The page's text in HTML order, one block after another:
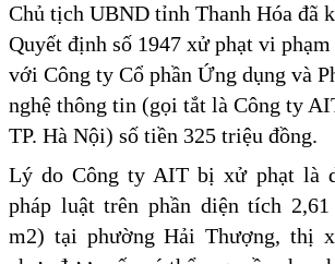
Chủ tịch UBND tỉnh Thanh Hóa đã
Quyết định số 1947 xử phạt vi
với Công ty Cổ phần Ứng dụng và
nghệ thông tin (gọi tắt là Công ty
TP. Hà Nội) số tiền 325 triệu đồng.
Lý do Công ty AIT bị xử phạt là
pháp luật trên phần diện tích
m2) tại phường Hải Thượng, thị